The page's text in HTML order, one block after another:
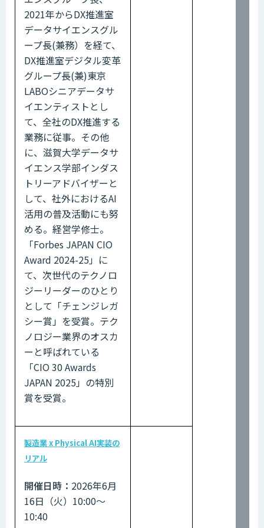
2021年からDX推進室
データサイエンスグル
ープ長(兼務）を経て、
DX推進室デジタル変革
グループ長(兼)東京
LABOシニアデータサ
イエンティストとし
て、全社のDX推進する
業務に従事。その他
に、滋賀大学データサ
イエンス学部インダス
トリーアドバイザーと
して、社外におけるAI
活用の普及活動にも努
める。経営学修士。
「Forbes JAPAN CIO
Award 2024-25」に
て、次世代のテクノロ
ジーリーダーのひとり
として「チェンジレガ
シー賞」を受賞。テク
ノロジー業界のオスカ
ーと呼ばれている
「CIO 30 Awards
JAPAN 2025」の特別
賞を受賞。
製造業 x Physical AI実装の
リアル
開催日時： 2026年6月
16日（火）10:00～
10:40